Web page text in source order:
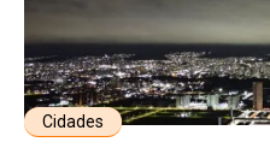
Cidades